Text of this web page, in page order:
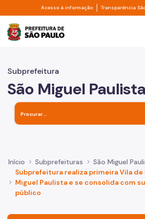
Pular para o Conteúdo principal
Acesso à informação Divisor de
Transparência
Prefeitura de São
Subprefeitura
São Miguel Paulista
Início Subprefeituras
São Miguel
Subprefeitura realiza primeira Vila de
Miguel Paulista e se consolida com
público